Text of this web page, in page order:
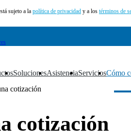
sujeto a la política de privacidad y a los términos de
Soluciones
▼ Asistencia
▼ Servicios
▼ Cómo
▼
cotización
cotización